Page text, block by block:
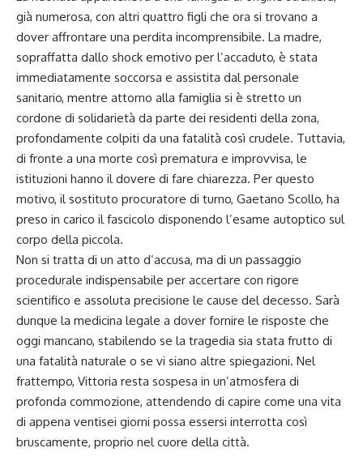
già numerosa, con altri quattro figli che ora si trovano a
dover affrontare una perdita incomprensibile. La madre,
sopraffatta dallo shock emotivo per l’accaduto, è stata
immediatamente soccorsa e assistita dal personale
sanitario, mentre attorno alla famiglia si è stretto un
cordone di solidarietà da parte dei residenti della zona,
profondamente colpiti da una fatalità così crudele. Tuttavia,
di fronte a una morte così prematura e improvvisa, le
istituzioni hanno il dovere di fare chiarezza. Per questo
motivo, il sostituto procuratore di turno, Gaetano Scollo, ha
preso in carico il fascicolo disponendo l’esame autoptico sul
corpo della piccola.
Non si tratta di un atto d’accusa, ma di un passaggio
procedurale indispensabile per accertare con rigore
scientifico e assoluta precisione le cause del decesso. Sarà
dunque la medicina legale a dover fornire le risposte che
oggi mancano, stabilendo se la tragedia sia stata frutto di
una fatalità naturale o se vi siano altre spiegazioni. Nel
frattempo, Vittoria resta sospesa in un’atmosfera di
profonda commozione, attendendo di capire come una vita
di appena ventisei giorni possa essersi interrotta così
bruscamente, proprio nel cuore della città.